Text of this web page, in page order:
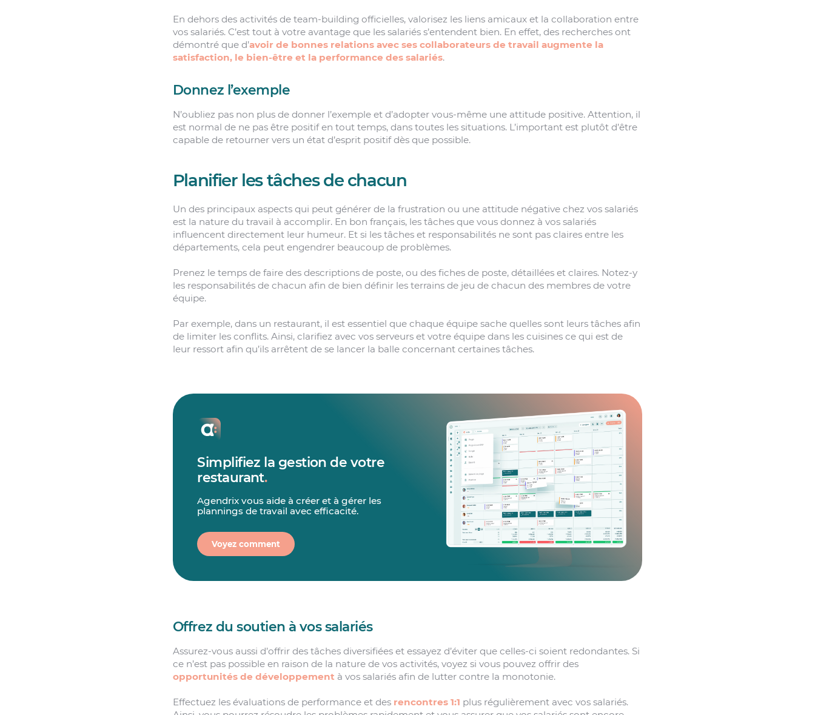
En dehors des activités de team-building officielles, valorisez les liens amicaux et la collaboration entre
vos salariés. C’est tout à votre avantage que les salariés s’entendent bien. En effet, des recherches ont
démontré que d’avoir de bonnes relations avec ses collaborateurs de travail augmente la
satisfaction, le bien-être et la performance des salariés.
Donnez l’exemple
N’oubliez pas non plus de donner l’exemple et d’adopter vous-même une attitude positive. Attention, il
est normal de ne pas être positif en tout temps, dans toutes les situations. L’important est plutôt d’être
capable de retourner vers un état d’esprit positif dès que possible.
Planifier les tâches de chacun
Un des principaux aspects qui peut générer de la frustration ou une attitude négative chez vos salariés
est la nature du travail à accomplir. En bon français, les tâches que vous donnez à vos salariés
influencent directement leur humeur. Et si les tâches et responsabilités ne sont pas claires entre les
départements, cela peut engendrer beaucoup de problèmes.
Prenez le temps de faire des descriptions de poste, ou des fiches de poste, détaillées et claires. Notez-y
les responsabilités de chacun afin de bien définir les terrains de jeu de chacun des membres de votre
équipe.
Par exemple, dans un restaurant, il est essentiel que chaque équipe sache quelles sont leurs tâches afin
de limiter les conflits. Ainsi, clarifiez avec vos serveurs et votre équipe dans les cuisines ce qui est de
leur ressort afin qu’ils arrêtent de se lancer la balle concernant certaines tâches.
Simplifiez la gestion de votre
restaurant.
Agendrix vous aide à créer et à gérer les
plannings de travail avec efficacité.
Voyez comment
Offrez du soutien à vos salariés
Assurez-vous aussi d’offrir des tâches diversifiées et essayez d’éviter que celles-ci soient redondantes. Si
ce n’est pas possible en raison de la nature de vos activités, voyez si vous pouvez offrir des
opportunités de développement à vos salariés afin de lutter contre la monotonie.
Effectuez les évaluations de performance et des rencontres 1:1 plus régulièrement avec vos salariés.